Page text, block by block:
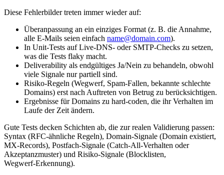
Diese Fehlerbilder treten immer wieder auf:
Überanpassung an ein einziges Format (z. B. die Annahme,
alle E‑Mails seien einfach name@domain.com).
In Unit‑Tests auf Live‑DNS‑ oder SMTP‑Checks zu setzen,
was die Tests flaky macht.
Deliverability als endgültiges Ja/Nein zu behandeln, obwohl
viele Signale nur partiell sind.
Risiko‑Regeln (Wegwerf, Spam‑Fallen, bekannte schlechte
Domains) erst nach Auftreten von Betrug zu berücksichtigen.
Ergebnisse für Domains zu hard‑coden, die ihr Verhalten im
Laufe der Zeit ändern.
Gute Tests decken Schichten ab, die zur realen Validierung passen:
Syntax (RFC‑ähnliche Regeln), Domain‑Signale (Domain existiert,
MX‑Records), Postfach‑Signale (Catch‑All‑Verhalten oder
Akzeptanzmuster) und Risiko‑Signale (Blocklisten,
Wegwerf‑Erkennung).